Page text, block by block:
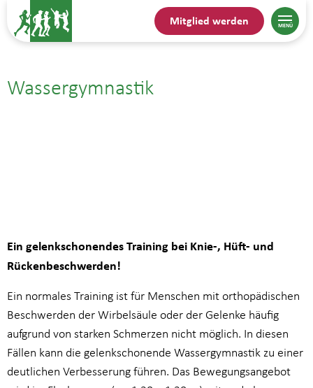
Mitglied werden
Wassergymnastik
bis
Ein gelenkschonendes Training bei Knie-, Hüft- und
Rückenbeschwerden!
Ein normales Training ist für Menschen mit orthopädischen
Beschwerden der Wirbelsäule oder der Gelenke häufig
aufgrund von starken Schmerzen nicht möglich. In diesen
Fällen kann die gelenkschonende Wassergymnastik zu einer
deutlichen Verbesserung führen. Das Bewegungsangebot